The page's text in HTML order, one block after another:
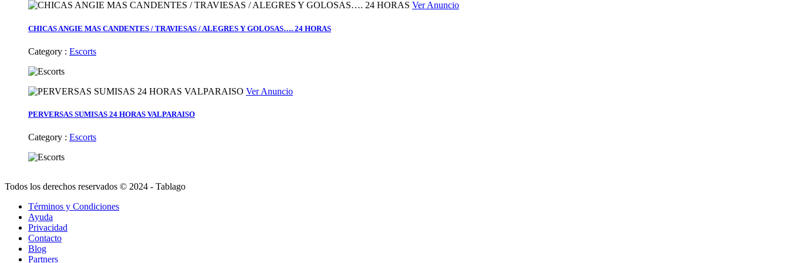
Ver Anuncio
CHICAS ANGIE MAS CANDENTES / TRAVIESAS / ALEGRES Y GOLOSAS…. 24 HORAS
Category : Escorts
Ver Anuncio
PERVERSAS SUMISAS 24 HORAS VALPARAISO
Category : Escorts
Todos los derechos reservados © 2024 - Tablago
Términos y Condiciones
Ayuda
Privacidad
Contacto
Blog
Partners